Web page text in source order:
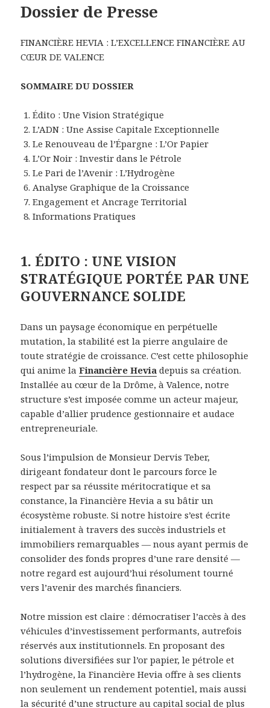
Dossier de Presse
FINANCIÈRE HEVIA : L’EXCELLENCE FINANCIÈRE AU
CŒUR DE VALENCE
SOMMAIRE DU DOSSIER
Édito : Une Vision Stratégique
L’ADN : Une Assise Capitale Exceptionnelle
Le Renouveau de l’Épargne : L’Or Papier
L’Or Noir : Investir dans le Pétrole
Le Pari de l’Avenir : L’Hydrogène
Analyse Graphique de la Croissance
Engagement et Ancrage Territorial
Informations Pratiques
1. ÉDITO : UNE VISION
STRATÉGIQUE PORTÉE PAR UNE
GOUVERNANCE SOLIDE
Dans un paysage économique en perpétuelle
mutation, la stabilité est la pierre angulaire de
toute stratégie de croissance. C’est cette philosophie
qui anime laFinancière Hevia depuis sa création.
Installée au cœur de la Drôme, à Valence, notre
structure s’est imposée comme un acteur majeur,
capable d’allier prudence gestionnaire et audace
entrepreneuriale.
Sous l’impulsion de Monsieur Dervis Teber,
dirigeant fondateur dont le parcours force le
respect par sa réussite méritocratique et sa
constance, la Financière Hevia a su bâtir un
écosystème robuste. Si notre histoire s’est écrite
initialement à travers des succès industriels et
immobiliers remarquables — nous ayant permis de
consolider des fonds propres d’une rare densité —
notre regard est aujourd’hui résolument tourné
vers l’avenir des marchés financiers.
Notre mission est claire : démocratiser l’accès à des
véhicules d’investissement performants, autrefois
réservés aux institutionnels. En proposant des
solutions diversifiées sur l’or papier, le pétrole et
l’hydrogène, la Financière Hevia offre à ses clients
non seulement un rendement potentiel, mais aussi
la sécurité d’une structure au capital social de plus